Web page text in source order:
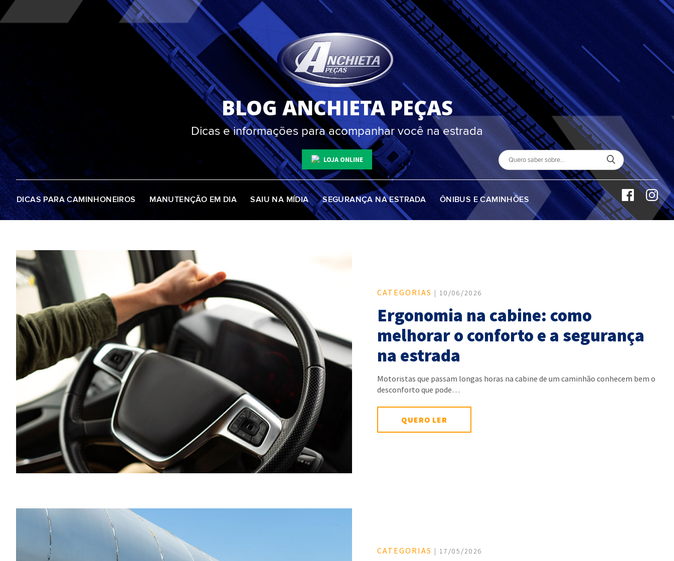
BLOG ANCHIETA PEÇAS
Dicas e informações para acompanhar você na estrada
LOJA ONLINE
DICAS PARA CAMINHONEIROS MANUTENÇÃO EM DIA SAIU NA MÍDIA SEGURANÇA NA ESTRADA ÔNIBUS E CAMINHÕES
CATEGORIAS | 10/06/2026
Ergonomia na cabine: como
melhorar o conforto e a segurança
na estrada
Motoristas que passam longas horas na cabine de um caminhão conhecem bem o
desconforto que pode…
QUERO LER
CATEGORIAS | 17/05/2026